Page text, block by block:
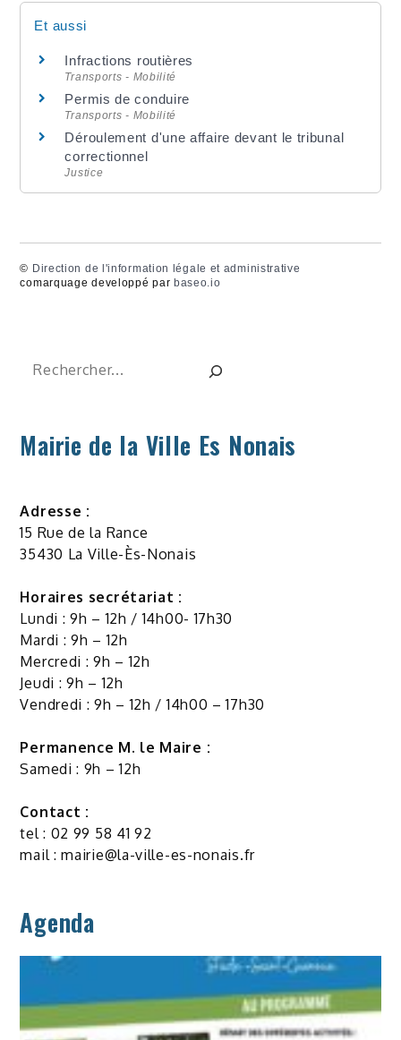
Et aussi
Infractions routières
Transports - Mobilité
Permis de conduire
Transports - Mobilité
Déroulement d'une affaire devant le tribunal
correctionnel
Justice
© Direction de l'information légale et administrative
comarquage developpé par baseo.io
Rechercher
Mairie de la Ville Es Nonais
Adresse :
15 Rue de la Rance
35430 La Ville-Ès-Nonais
Horaires secrétariat :
Lundi : 9h – 12h / 14h00- 17h30
Mardi : 9h – 12h
Mercredi : 9h – 12h
Jeudi : 9h – 12h
Vendredi : 9h – 12h / 14h00 – 17h30
Permanence M. le Maire :
Samedi : 9h – 12h
Contact :
tel : 02 99 58 41 92
mail :mairie@la-ville-es-nonais.fr
Agenda